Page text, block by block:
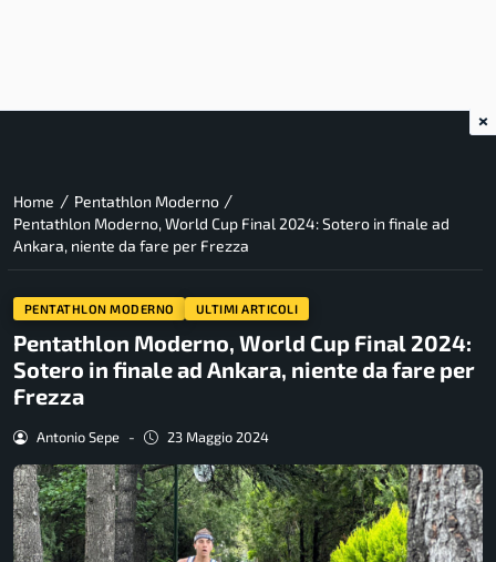
Home / Pentathlon Moderno /
Pentathlon Moderno, World Cup Final 2024: Sotero in finale ad
Ankara, niente da fare per Frezza
PENTATHLON MODERNO ULTIMI ARTICOLI
Pentathlon Moderno, World Cup Final 2024:
Sotero in finale ad Ankara, niente da fare per
Frezza
Antonio Sepe - 23 Maggio 2024
×